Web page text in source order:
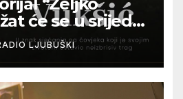
će se u srijedu
u Otoku
LJUBUŠKI